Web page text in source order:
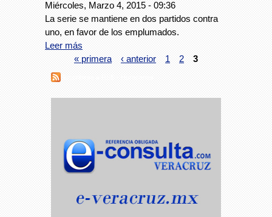
Miércoles, Marzo 4, 2015 - 09:36
La serie se mantiene en dos partidos contra
uno, en favor de los emplumados.
Leer más
« primera
‹ anterior 1 2 3